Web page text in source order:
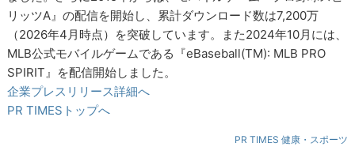
リッツA』の配信を開始し、累計ダウンロード数は7,200万
（2026年4月時点）を突破しています。また2024年10月には、
MLB公式モバイルゲームである『eBaseball(TM): MLB PRO
SPIRIT』を配信開始しました。
企業プレスリリース詳細へ
PR TIMESトップへ
PR TIMES 健康・スポーツ